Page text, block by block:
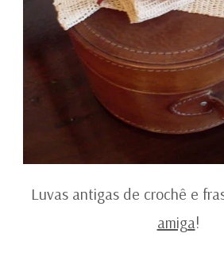
Luvas antigas de crochê e
amiga!